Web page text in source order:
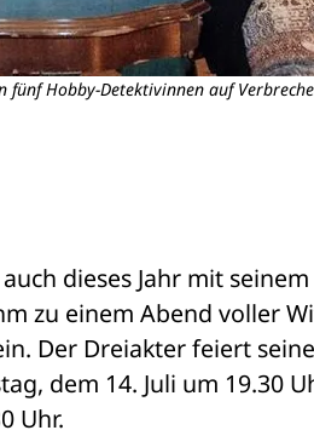
Hobby-Detektivinnen auf
dieses Jahr mit
zu einem Abend voller
Der Dreiakter feiert
dem 14. Juli um 19.30
Uhr.